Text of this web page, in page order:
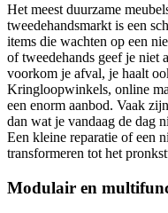
Het meest duurzame
tweedehandsmarkt is een
items die wachten op een
of tweedehands geef je niet
voorkom je afval, je haalt
Kringloopwinkels, online
een enorm aanbod. Vaak
dan wat je vandaag de dag
Een kleine reparatie of een
transformeren tot het
Modulair en